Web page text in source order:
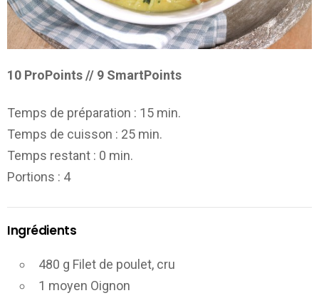
10 ProPoints // 9 SmartPoints
Temps de préparation : 15 min.
Temps de cuisson : 25 min.
Temps restant : 0 min.
Portions : 4
Ingrédients
480 g Filet de poulet, cru
1 moyen Oignon